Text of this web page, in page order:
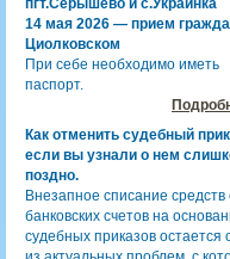
14 мая 2026 — прием
Циолковском
При себе необходимо иметь
паспорт.
Как отменить судебный
если вы узнали о нем
поздно.
Внезапное списание средств
банковских счетов на
судебных приказов остается